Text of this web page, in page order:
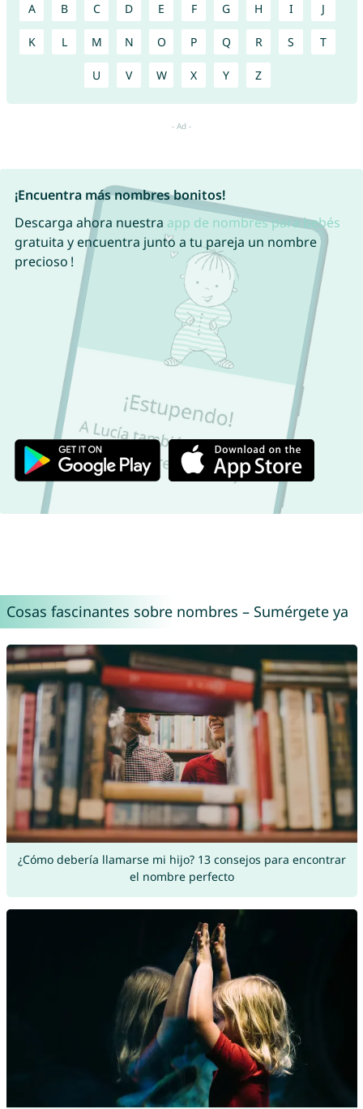
A B C D E F G H I J
K L M N O P Q R S T
U V W X Y Z
¡Encuentra más nombres bonitos!
Descarga ahora nuestra app de nombres para bebés
gratuita y encuentra junto a tu pareja un nombre
precioso !
Cosas fascinantes sobre nombres – Sumérgete ya
¿Cómo debería llamarse mi hijo? 13 consejos para encontrar
el nombre perfecto